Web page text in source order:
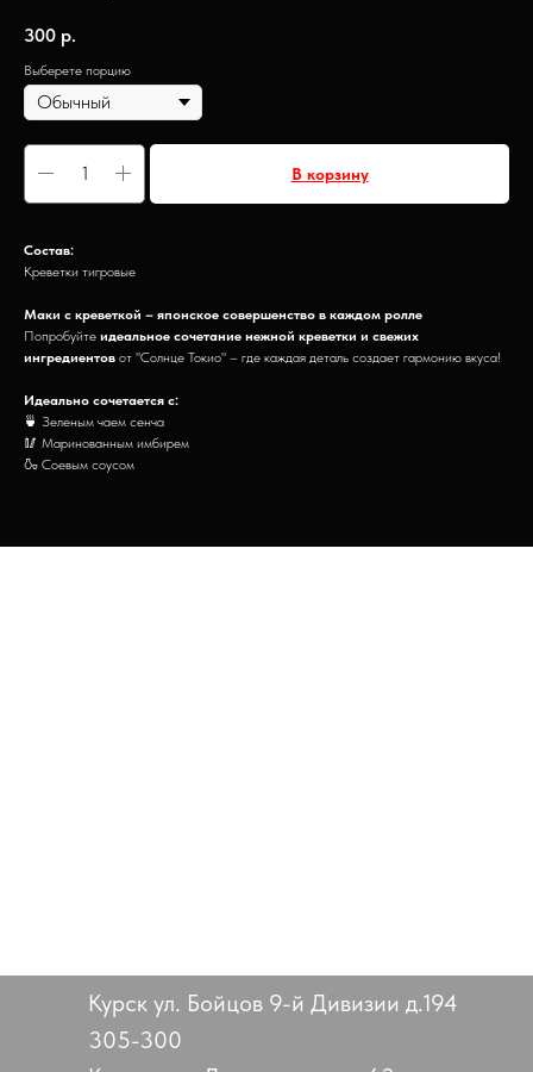
300 р.
Выберете порцию
В корзину
Состав:
Креветки тигровые
Маки с креветкой – японское совершенство в каждом ролле
Попробуйте идеальное сочетание нежной креветки и свежих
ингредиентов от "Солнце Токио" – где каждая деталь создает гармонию вкуса!
Идеально сочетается с:
🍵 Зеленым чаем сенча
🥢 Маринованным имбирем
🍶 Соевым соусом
Курск ул. Бойцов 9-й Дивизии д.194
305-300